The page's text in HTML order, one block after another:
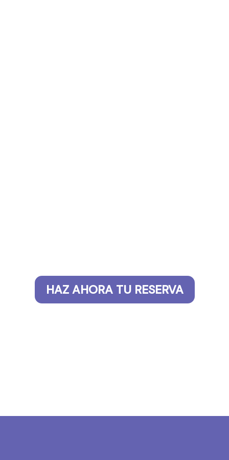
HAZ AHORA TU RESERVA